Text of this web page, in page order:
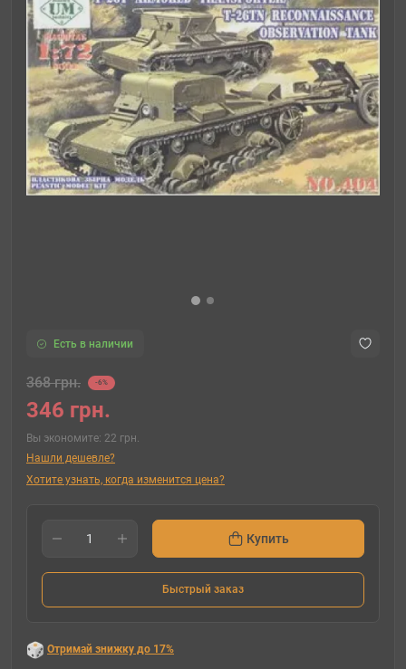
Есть в наличии
368 грн. -6%
346 грн.
Вы экономите: 22 грн.
Нашли дешевле?
Хотите узнать, когда изменится цена?
Купить
Быстрый заказ
Отримай знижку до 17%